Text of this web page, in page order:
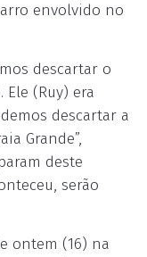
envolvido no
descartar o
(Ruy) era
descartar a
Grande”,
deste
serão
ontem (16) na